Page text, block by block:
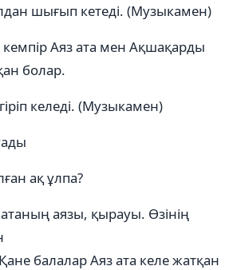
шығып кетеді. (Музыкамен)
Аяз ата мен Ақшақарды
болар.
келеді. (Музыкамен)
ақ ұлпа?
аязы, қырауы. Өзінің
балалар Аяз ата келе жатқан